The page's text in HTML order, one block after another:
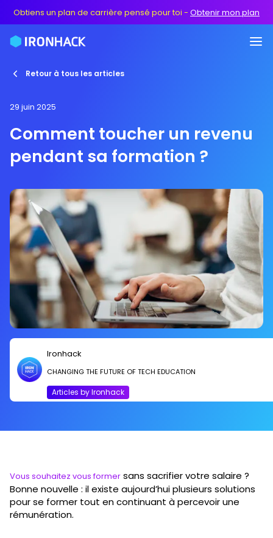
Obtiens un plan de carrière pensé pour toi - Obtenir mon plan
Retour à tous les articles
29 juin 2025
Comment toucher un revenu
pendant sa formation ?
Ironhack
CHANGING THE FUTURE OF TECH EDUCATION
Articles by Ironhack
Vous souhaitez vous former sans sacrifier votre salaire ?
Bonne nouvelle : il existe aujourd’hui plusieurs solutions
pour se former tout en continuant à percevoir une
rémunération.